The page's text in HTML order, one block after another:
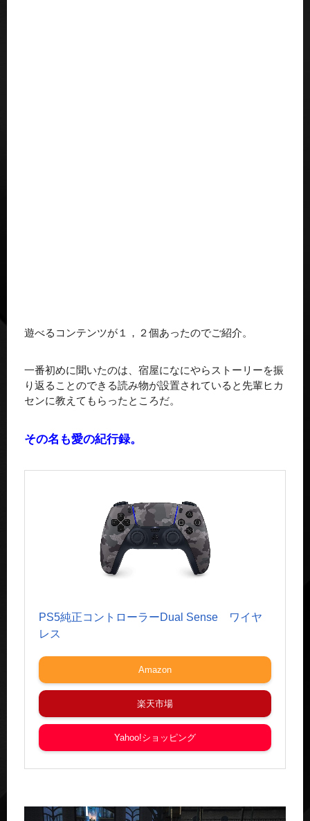
遊べるコンテンツが１，２個あったのでご紹介。
一番初めに聞いたのは、宿屋になにやらストーリーを振
り返ることのできる読み物が設置されていると先輩ヒカ
センに教えてもらったところだ。
その名も愛の紀行録。
PS5純正コントローラーDual Sense ワイヤ
レス
Amazon
楽天市場
Yahoo!ショッピング